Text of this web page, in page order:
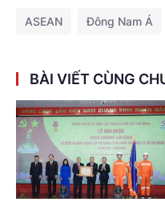
ASEAN Đông Nam Á
BÀI VIẾT CÙNG